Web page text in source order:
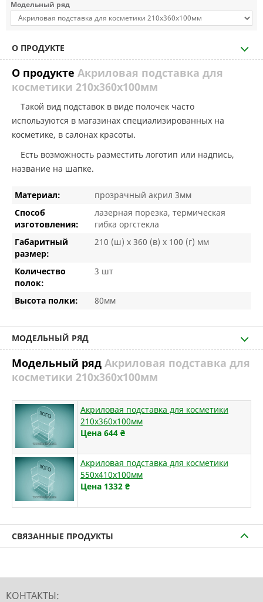
Модельный ряд
О ПРОДУКТЕ
О продукте Акриловая подставка для
косметики 210х360х100мм
Такой вид подставок в виде полочек часто
используются в магазинах специализированных на
косметике, в салонах красоты.
Есть возможность разместить логотип или надпись,
название на шапке.
Материал:
прозрачный акрил 3мм
Способ
изготовления:
лазерная порезка, термическая
гибка оргстекла
Габаритный
размер:
210 (ш) х 360 (в) х 100 (г) мм
Количество
полок:
3 шт
Высота полки: 80мм
МОДЕЛЬНЫЙ РЯД
Модельный ряд Акриловая подставка для
косметики 210х360х100мм
Акриловая подставка для косметики
210х360х100мм
Цена 644 ₴
Акриловая подставка для косметики
550х410х100мм
Цена 1332 ₴
СВЯЗАННЫЕ ПРОДУКТЫ
КОНТАКТЫ: